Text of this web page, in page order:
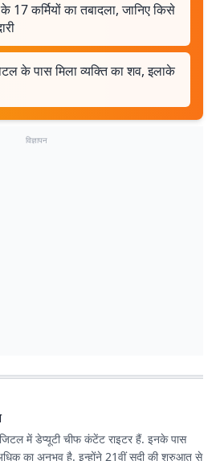
17 कर्मियों का तबादला, जानिए किसे
के पास मिला व्यक्ति का शव, इलाके
विज्ञापन
में डेप्यूटी चीफ कंटेंट राइटर हैं. इनके पास
का अनुभव है. इन्होंने 21वीं सदी की शुरुआत से